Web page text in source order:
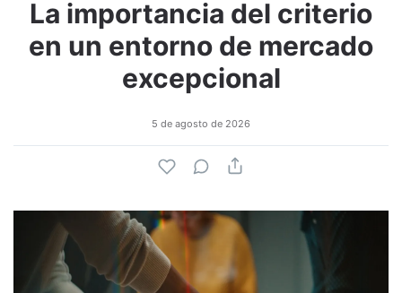
La importancia del criterio
en un entorno de mercado
excepcional
5 de agosto de 2026